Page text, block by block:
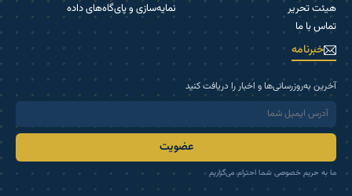
هیئت تحریر
تماس با ما
نمایه‌سازی و پای‌گاه‌های داده
خبرنامه
آخرین به‌روزرسانی‌ها و اخبار را دریافت کنید
عضویت
ما به حریم خصوصی شما احترام می‌گزاریم